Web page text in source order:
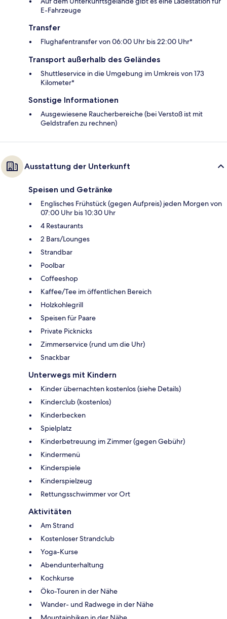
E-Fahrzeuge
Transfer
Flughafentransfer von 06:00 Uhr bis 22:00 Uhr*
Transport außerhalb des Geländes
Shuttleservice in die Umgebung im Umkreis von 173
Kilometer*
Sonstige Informationen
Ausgewiesene Raucherbereiche (bei Verstoß ist mit
Geldstrafen zu rechnen)
Ausstattung der Unterkunft
Speisen und Getränke
Englisches Frühstück (gegen Aufpreis) jeden Morgen von
07:00 Uhr bis 10:30 Uhr
4 Restaurants
2 Bars/Lounges
Strandbar
Poolbar
Coffeeshop
Kaffee/Tee im öffentlichen Bereich
Holzkohlegrill
Speisen für Paare
Private Picknicks
Zimmerservice (rund um die Uhr)
Snackbar
Unterwegs mit Kindern
Kinder übernachten kostenlos (siehe Details)
Kinderclub (kostenlos)
Kinderbecken
Spielplatz
Kinderbetreuung im Zimmer (gegen Gebühr)
Kindermenü
Kinderspiele
Kinderspielzeug
Rettungsschwimmer vor Ort
Aktivitäten
Am Strand
Kostenloser Strandclub
Yoga-Kurse
Abendunterhaltung
Kochkurse
Öko-Touren in der Nähe
Wander- und Radwege in der Nähe